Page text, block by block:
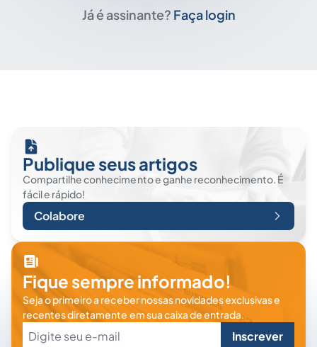
Já é assinante? Faça login
Publique seus artigos
Compartilhe conhecimento e ganhe reconhecimento. É
fácil e rápido!
Colabore
Fique sempre informado!
Seja o primeiro a receber nossas novidades exclusivas e
recentes diretamente em sua caixa de entrada.
Inscrever